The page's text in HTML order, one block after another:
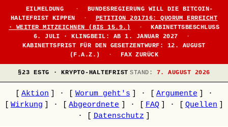
EILMELDUNG ·
BUNDESREGIERUNG WILL DIE BITCOIN-
HALTEFRIST KIPPEN
·
PETITION 201716: QUORUM ERREICHT
· WEITER MITZEICHNEN (BIS 15.9.)
·
KABINETTSBESCHLUSS
6. JULI · KLINGBEIL: AB 1. JANUAR 2027
·
KABINETTSFRIST FÜR DEN GESETZENTWURF: 12. AUGUST
(F.A.Z.)
· FAX ZURÜCK
§23 ESTG · KRYPTO-HALTEFRIST STAND: 7. AUGUST 2026
Aktion · Worum geht's · Argumente
·
Wirkung · Abgeordnete · FAQ · Quellen
·
Datenschutz